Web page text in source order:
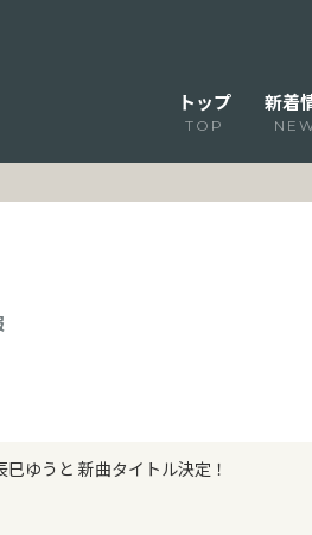
トップ
TOP
新着
巳ゆうと 新曲タイトル決定！